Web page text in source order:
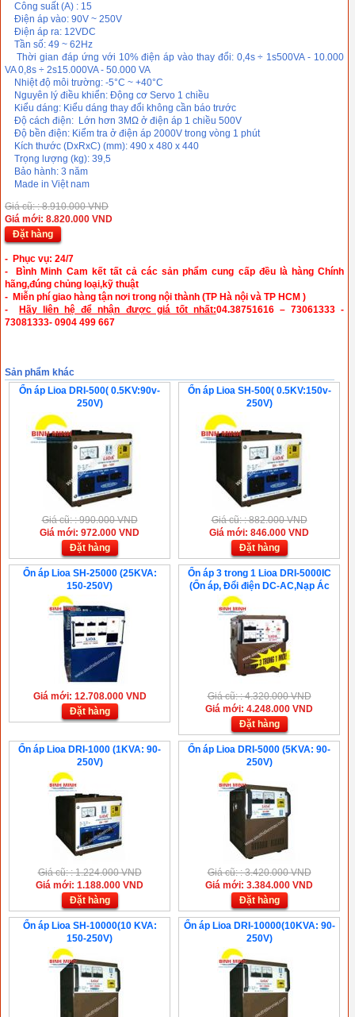
Công suất (A) : 15
Điện áp vào: 90V ~ 250V
Điện áp ra: 12VDC
Tần số: 49 ~ 62Hz
Thời gian đáp ứng với 10% điện áp vào thay đổi: 0,4s ÷ 1s500VA - 10.000
VA 0,8s ÷ 2s15.000VA - 50.000 VA
Nhiệt độ môi trường: -5°C ~ +40°C
Nguyên lý điều khiển: Động cơ Servo 1 chiều
Kiểu dáng: Kiểu dáng thay đổi không cần báo trước
Độ cách điện: Lớn hơn 3MΩ ở điện áp 1 chiều 500V
Độ bền điện: Kiểm tra ở điện áp 2000V trong vòng 1 phút
Kích thước (DxRxC) (mm): 490 x 480 x 440
Trọng lượng (kg): 39,5
Bảo hành: 3 năm
Made in Việt nam
Giá cũ: : 8.910.000 VND
Giá mới: 8.820.000 VND
Đặt hàng
- Phục vụ: 24/7
- Bình Minh Cam kết tất cả các sản phẩm cung cấp đều là hàng Chính
hãng,đúng chủng loại,kỹ thuật
- Miễn phí giao hàng tận nơi trong nội thành (TP Hà nội và TP HCM )
-
Hãy liên hệ để nhận được giá tốt nhất:04.38751616 – 73061333 -
73081333- 0904 499 667
Sản phẩm khác
Ổn áp Lioa DRI-500( 0.5KV:90v-
250V)
Giá cũ: : 990.000 VND
Giá mới: 972.000 VND
Đặt hàng
Ổn áp Lioa SH-500( 0.5KV:150v-
250V)
Giá cũ: : 882.000 VND
Giá mới: 846.000 VND
Đặt hàng
Ổn áp Lioa SH-25000 (25KVA:
150-250V)
Giá mới: 12.708.000 VND
Đặt hàng
Ổn áp 3 trong 1 Lioa DRI-5000IC
(Ổn áp, Đổi điện DC-AC,Nạp Ác
Giá cũ: : 4.320.000 VND
Giá mới: 4.248.000 VND
Đặt hàng
Ổn áp Lioa DRI-1000 (1KVA: 90-
250V)
Giá cũ: : 1.224.000 VND
Giá mới: 1.188.000 VND
Đặt hàng
Ổn áp Lioa DRI-5000 (5KVA: 90-
250V)
Giá cũ: : 3.420.000 VND
Giá mới: 3.384.000 VND
Đặt hàng
Ổn áp Lioa SH-10000(10 KVA:
150-250V)
Ổn áp Lioa DRI-10000(10KVA: 90-
250V)